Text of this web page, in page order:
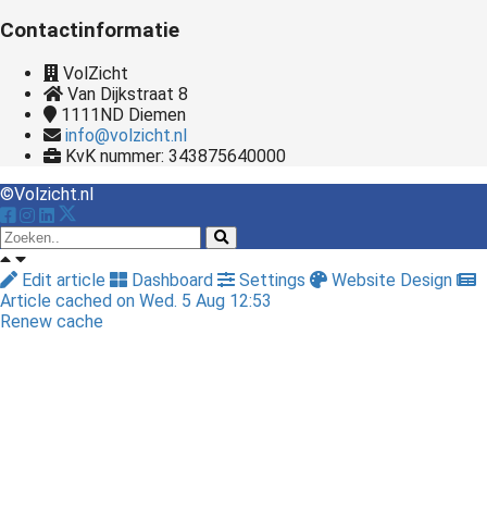
Contactinformatie
VolZicht
Van Dijkstraat 8
1111ND Diemen
info@volzicht.nl
KvK nummer: 343875640000
©Volzicht.nl
Edit article Dashboard Settings
Website Design
Article cached on Wed. 5 Aug 12:53
Renew cache